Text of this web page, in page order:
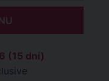
(15 dní)